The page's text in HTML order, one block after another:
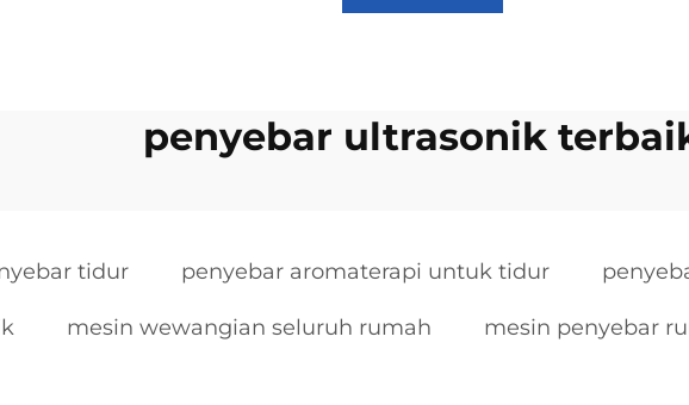
penyebar ultrasonik
tidur penyebar aromaterapi untuk tidur
mesin wewangian seluruh rumah mesin penyebar